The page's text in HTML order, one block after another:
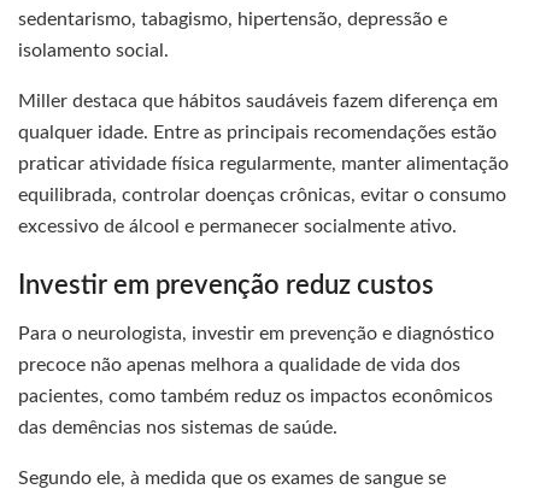
sedentarismo, tabagismo, hipertensão, depressão e
isolamento social.
Miller destaca que hábitos saudáveis fazem diferença em
qualquer idade. Entre as principais recomendações estão
praticar atividade física regularmente, manter alimentação
equilibrada, controlar doenças crônicas, evitar o consumo
excessivo de álcool e permanecer socialmente ativo.
Investir em prevenção reduz custos
Para o neurologista, investir em prevenção e diagnóstico
precoce não apenas melhora a qualidade de vida dos
pacientes, como também reduz os impactos econômicos
das demências nos sistemas de saúde.
Segundo ele, à medida que os exames de sangue se